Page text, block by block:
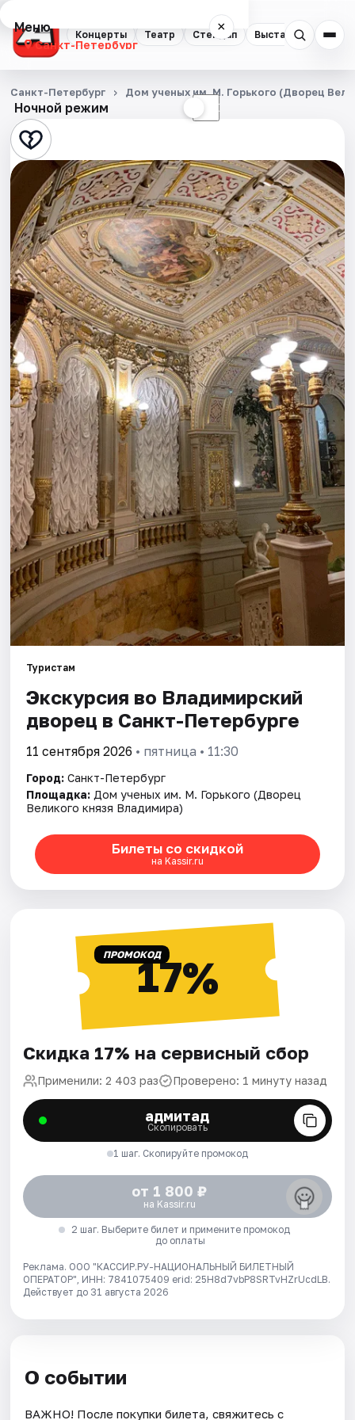
Концерты Театр Стендап Выставки
Меню ×
Санкт-Петербург
Концерты
Театр
Стендап
Выставки
Квесты
Экскурсии
Спорт
События
Города
Площадки
Артисты
Рейтинги
Ночной режим ☾
Санкт-Петербург Дом ученых им. М. Горького (Дворец
Туристам
Экскурсия во Владимирский
дворец в Санкт-Петербурге
11 сентября 2026 • пятница • 11:30
Город: Санкт-Петербург
Площадка: Дом ученых им. М. Горького (Дворец
Великого князя Владимира)
Билеты со скидкой
на Kassir.ru
ПРОМОКОД17%
Скидка 17% на сервисный сбор
Применили: 2 403 раз Проверено: 1 минуту назад
адмитад
Скопировать
1 шаг. Скопируйте промокод
от 1 800 ₽
на Kassir.ru
2 шаг. Выберите билет и примените промокод
до оплаты
Реклама. ООО "КАССИР.РУ-НАЦИОНАЛЬНЫЙ БИЛЕТНЫЙ
ОПЕРАТОР", ИНН: 7841075409 erid: 25H8d7vbP8SRTvHZrUcdLB.
Действует до 31 августа 2026
О событии
ВАЖНО! После покупки билета, свяжитесь с